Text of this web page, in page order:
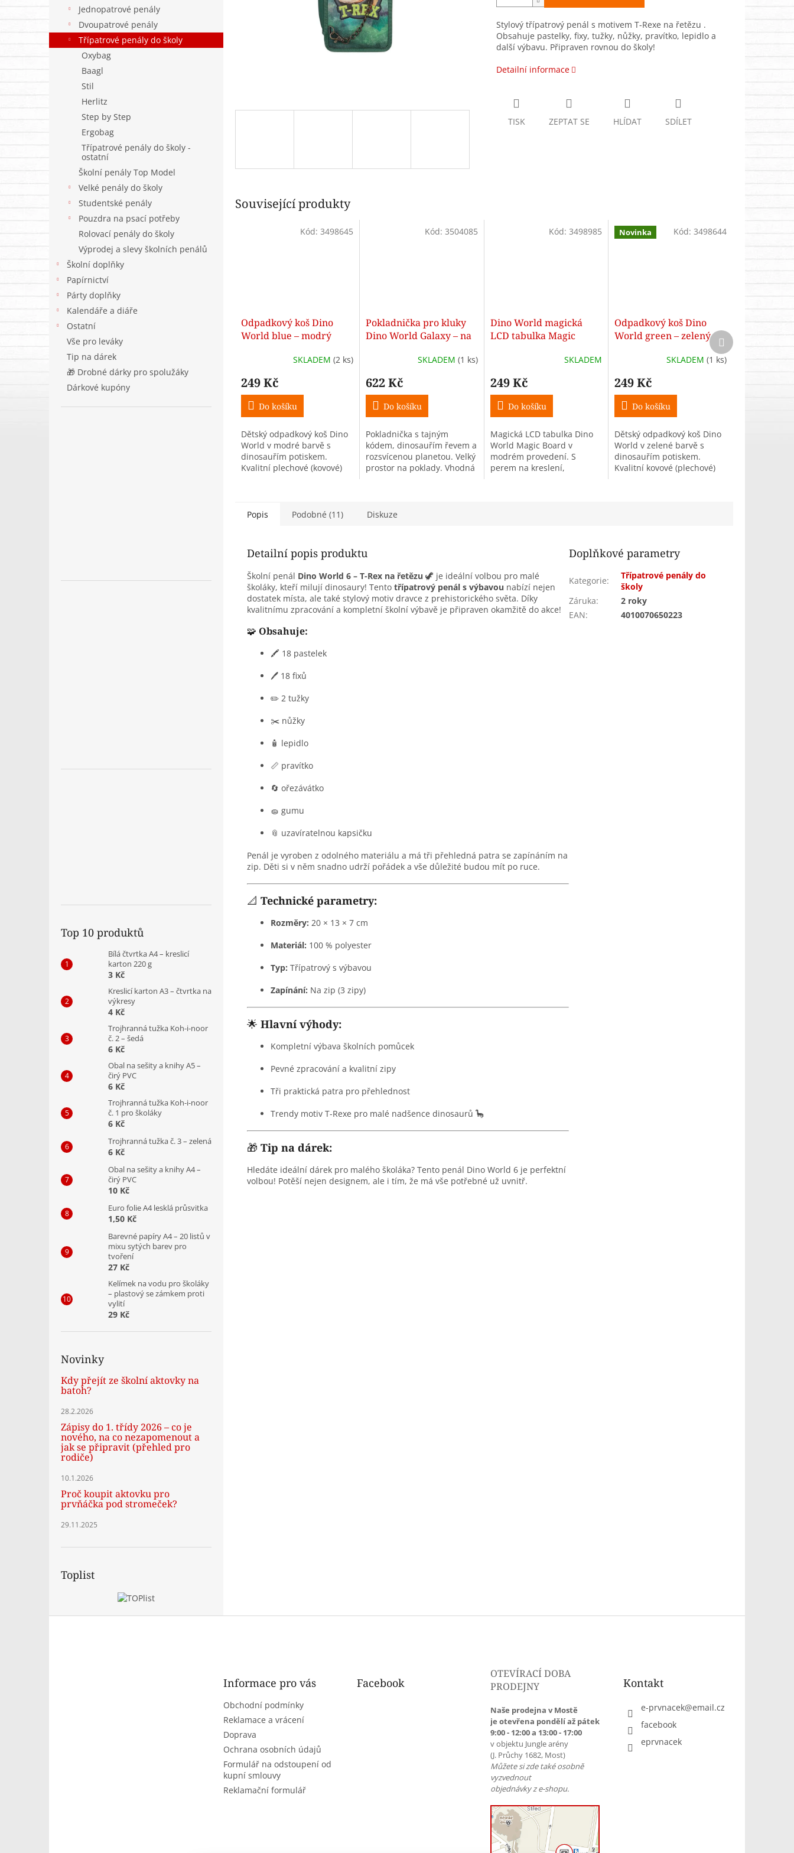
l
Jednopatrové penály
Dvoupatrové penály
Třípatrové penály do školy
Oxybag
Baagl
Stil
Herlitz
Step by Step
Ergobag
Třípatrové penály do školy -
ostatní
Školní penály Top Model
Velké penály do školy
Studentské penály
Pouzdra na psací potřeby
Rolovací penály do školy
Výprodej a slevy školních penálů
Školní doplňky
Papírnictví
Párty doplňky
Kalendáře a diáře
Ostatní
Vše pro leváky
Tip na dárek
🎁 Drobné dárky pro spolužáky
Dárkové kupóny
Top 10 produktů
Bílá čtvrtka A4 – kreslicí
karton 220 g
3 Kč
Kreslicí karton A3 – čtvrtka na
výkresy
4 Kč
Trojhranná tužka Koh-i-noor
č. 2 – šedá
6 Kč
Obal na sešity a knihy A5 –
čirý PVC
6 Kč
Trojhranná tužka Koh-i-noor
č. 1 pro školáky
6 Kč
Trojhranná tužka č. 3 – zelená
6 Kč
Obal na sešity a knihy A4 –
čirý PVC
10 Kč
Euro folie A4 lesklá průsvitka
1,50 Kč
Barevné papíry A4 – 20 listů v
mixu sytých barev pro
tvoření
27 Kč
Kelímek na vodu pro školáky
– plastový se zámkem proti
vylití
29 Kč
Novinky
Kdy přejít ze školní aktovky na
batoh?
28.2.2026
Zápisy do 1. třídy 2026 – co je
nového, na co nezapomenout a
jak se připravit (přehled pro
rodiče)
10.1.2026
Proč koupit aktovku pro
prvňáčka pod stromeček?
29.11.2025
Toplist
Stylový třípatrový penál s motivem T-Rexe na řetězu .
Obsahuje pastelky, fixy, tužky, nůžky, pravítko, lepidlo a
další výbavu. Připraven rovnou do školy!
Detailní informace
TISK ZEPTAT SE HLÍDAT SDÍLET
Související produkty
Odpadkový koš Dino
World blue – modrý
SKLADEM (2 ks)
249 Kč
Do košíku
Dětský odpadkový koš Dino
World v modré barvě s
dinosauřím potiskem.
Kvalitní plechové (kovové)
20 cm, výška...
Kód: 3498645
Pokladnička pro kluky
Dino World Galaxy – na
SKLADEM (1 ks)
622 Kč
Do košíku
Pokladnička s tajným
kódem, dinosauřím řevem a
rozsvícenou planetou. Velký
prostor na poklady. Vhodná
Kód: 3504085
Dino World magická
LCD tabulka Magic
SKLADEM
249 Kč
Do košíku
Magická LCD tabulka Dino
World Magic Board v
modrém provedení. S
perem na kreslení,
Kód:3498985 Novinka
Odpadkový koš Dino
World green – zelený
SKLADEM (1 ks)
249 Kč
Do košíku
Dětský odpadkový koš Dino
World v zelené barvě s
dinosauřím potiskem.
Kvalitní kovové (plechové)
Kód: 3498644
Další
produkt
Popis Podobné (11) Diskuze
Detailní popis produktu
Školní penál Dino World 6 – T-Rex na řetězu 🦖 je ideální volbou pro malé
školáky, kteří milují dinosaury! Tento třípatrový penál s výbavou nabízí nejen
dostatek místa, ale také stylový motiv dravce z prehistorického světa. Díky
kvalitnímu zpracování a kompletní školní výbavě je připraven okamžitě do akce!
🧩 Obsahuje:
🖍️ 18 pastelek
🖊️ 18 fixů
✏️ 2 tužky
✂️ nůžky
🧴 lepidlo
📏 pravítko
🔄 ořezávátko
🧽 gumu
📎 uzavíratelnou kapsičku
Penál je vyroben z odolného materiálu a má tři přehledná patra se zapínáním na
zip. Děti si v něm snadno udrží pořádek a vše důležité budou mít po ruce.
📐 Technické parametry:
Rozměry: 20 × 13 × 7 cm
Materiál: 100 % polyester
Typ: Třípatrový s výbavou
Zapínání: Na zip (3 zipy)
🌟 Hlavní výhody:
Kompletní výbava školních pomůcek
Pevné zpracování a kvalitní zipy
Tři praktická patra pro přehlednost
Trendy motiv T-Rexe pro malé nadšence dinosaurů 🦕
🎁 Tip na dárek:
Hledáte ideální dárek pro malého školáka? Tento penál Dino World 6 je perfektní
volbou! Potěší nejen designem, ale i tím, že má vše potřebné už uvnitř.
Doplňkové parametry
Kategorie:
Třípatrové penály do
školy
Záruka:
2 roky
EAN: 4010070650223
Informace pro vás
Obchodní podmínky
Reklamace a vrácení
Doprava
Ochrana osobních údajů
Formulář na odstoupení od
kupní smlouvy
Reklamační formulář
Facebook
OTEVÍRACÍ DOBA
PRODEJNY
Naše prodejna v Mostě
je otevřena pondělí až pátek
9:00 - 12:00 a 13:00 - 17:00
v objektu Jungle arény
(J. Průchy 1682, Most)
Můžete si zde také osobně
vyzvednout
objednávky z e-shopu.
Kontakt
e-prvnacek@email.cz
facebook
eprvnacek